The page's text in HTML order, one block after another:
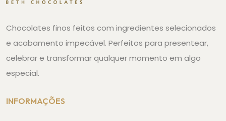
Chocolates finos feitos com ingredientes selecionados
e acabamento impecável. Perfeitos para presentear,
celebrar e transformar qualquer momento em algo
especial.
INFORMAÇÕES